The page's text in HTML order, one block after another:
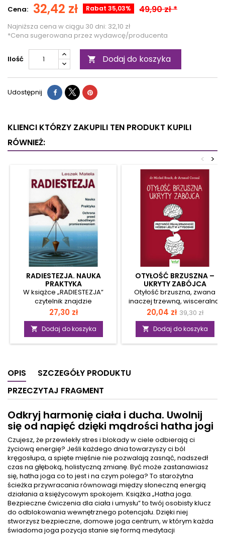
Cena: 32,42 zł Rabat 35,03% 49,90 zł *
Najniższa cena w ciągu 30 dni: 32,10 zł
*Cena sugerowana przez wydawcę/producenta
Ilość  Dodaj do koszyka
Udostępnij
KLIENCI KTÓRZY ZAKUPILI TEN PRODUKT KUPILI
RÓWNIEŻ:
>
<
RADIESTEZJA. NAUKA
PRAKTYKA
W książce „RADIESTEZJA”
czytelnik znajdzie
wyczerpujące informacje
dotyczące tej dziedziny
wiedzy, pozna dzieje
radiestezji, jej współczesne
oblicze oraz najnowsze
szczegółowo różnego
rodzaju sprzęt radiestezyjny,
w tym też urządzenia mało
znane w naszym kraju, a
także metody neutralizujące
szkodliwe promieniowanie.
Autor przekonuje, iż tego
rodzaju emisje oparte są o
zjawiska naturalne, a wśród
wybitnych jej przedstawicieli
jest wielu księży i...
Cena
27,30 zł
 Dodaj do koszyka
OTYŁOŚĆ BRZUSZNA –
UKRYTY ZABÓJCA
Otyłość brzuszna, zwana
inaczej trzewną, wisceralną,
centralną, androidalną lub
otyłością typu jabłko,
występuje u osób z nadwagą,
jak i szczupłych. Jest
schorzeniem zagrażającym
chorób serca, przyczynia się
podwyższenia poziomu
cholesterolu oraz może
wywoływać raka piersi.
Autorzy, lekarze o
międzynarodowej renomie,
przedstawiają 4-tygodniowy
program o naukowo
udowodnionej skuteczności
gwarantujący...
Cena
20,04 zł Cena
39,30 zł
 Dodaj do koszyka
OPIS
SZCZEGÓŁY PRODUKTU
PRZECZYTAJ FRAGMENT
Odkryj harmonię ciała i ducha. Uwolnij
się od napięć dzięki mądrości hatha jogi
Czujesz, że przewlekły stres i blokady w ciele odbierają ci
życiową energię? Jeśli każdego dnia towarzyszy ci ból
kręgosłupa, a spięte mięśnie nie pozwalają zasnąć, nadszedł
czas na głęboką, holistyczną zmianę. Być może zastanawiasz
się, hatha joga co to jest i na czym polega? To starożytna
ścieżka przywracania równowagi między słoneczną energią
działania a księżycowym spokojem. Książka „Hatha joga.
Bezpieczne ćwiczenia dla ciała i umysłu” to twój osobisty klucz
do odblokowania wewnętrznego potencjału. Dzięki niej
stworzysz bezpieczne, domowe joga centrum, w którym każda
świadoma joga pozycja stanie się formą medytacji